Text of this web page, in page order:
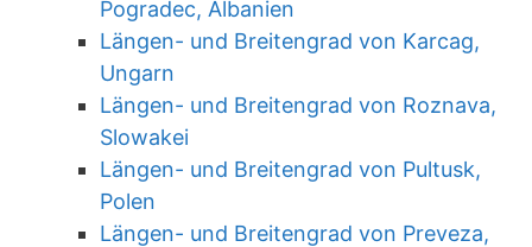
Pogradec, Albanien
Längen- und Breitengrad von Karcag,
Ungarn
Längen- und Breitengrad von Roznava,
Slowakei
Längen- und Breitengrad von Pultusk,
Polen
Längen- und Breitengrad von Preveza,